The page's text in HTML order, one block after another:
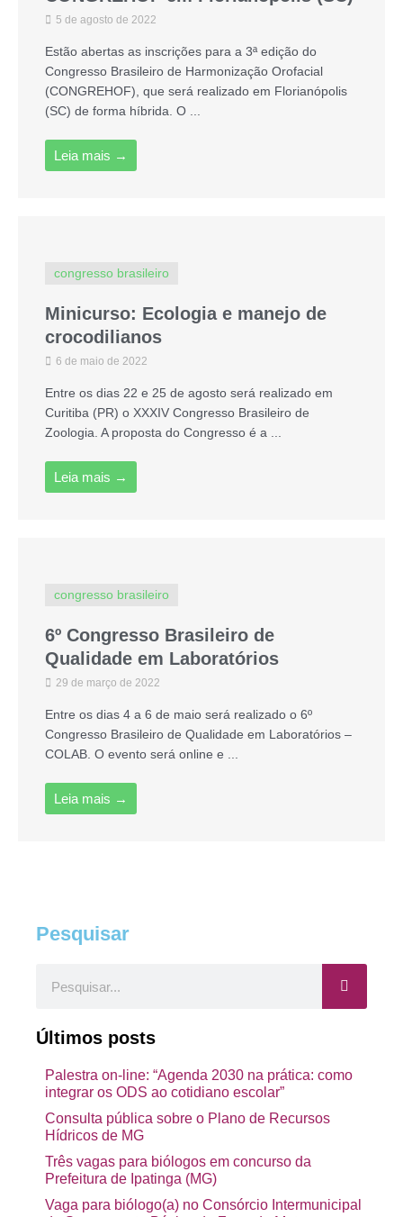
5 de agosto de 2022
Estão abertas as inscrições para a 3ª edição do
Congresso Brasileiro de Harmonização Orofacial
(CONGREHOF), que será realizado em Florianópolis
(SC) de forma híbrida. O ...
Leia mais →
congresso brasileiro
Minicurso: Ecologia e manejo de
crocodilianos
6 de maio de 2022
Entre os dias 22 e 25 de agosto será realizado em
Curitiba (PR) o XXXIV Congresso Brasileiro de
Zoologia. A proposta do Congresso é a ...
Leia mais →
congresso brasileiro
6º Congresso Brasileiro de
Qualidade em Laboratórios
29 de março de 2022
Entre os dias 4 a 6 de maio será realizado o 6º
Congresso Brasileiro de Qualidade em Laboratórios –
COLAB. O evento será online e ...
Leia mais →
Pesquisar
Últimos posts
Palestra on-line: “Agenda 2030 na prática: como
integrar os ODS ao cotidiano escolar”
Consulta pública sobre o Plano de Recursos
Hídricos de MG
Três vagas para biólogos em concurso da
Prefeitura de Ipatinga (MG)
Vaga para biólogo(a) no Consórcio Intermunicipal